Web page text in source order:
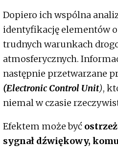
Dopiero ich wspólna
identyfikację elementów
trudnych warunkach
atmosferycznych.
następnie przetwarzane
(Electronic Control Unit),
niemal w czasie
Efektem może być
sygnał dźwiękowy,